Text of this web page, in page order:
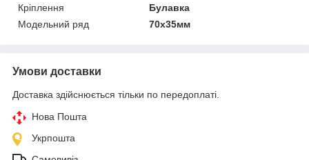
Кріплення
Булавка
Модельний ряд
70х35мм
Умови доставки
Доставка здійснюється тільки по передоплаті.
Нова Пошта
Укрпошта